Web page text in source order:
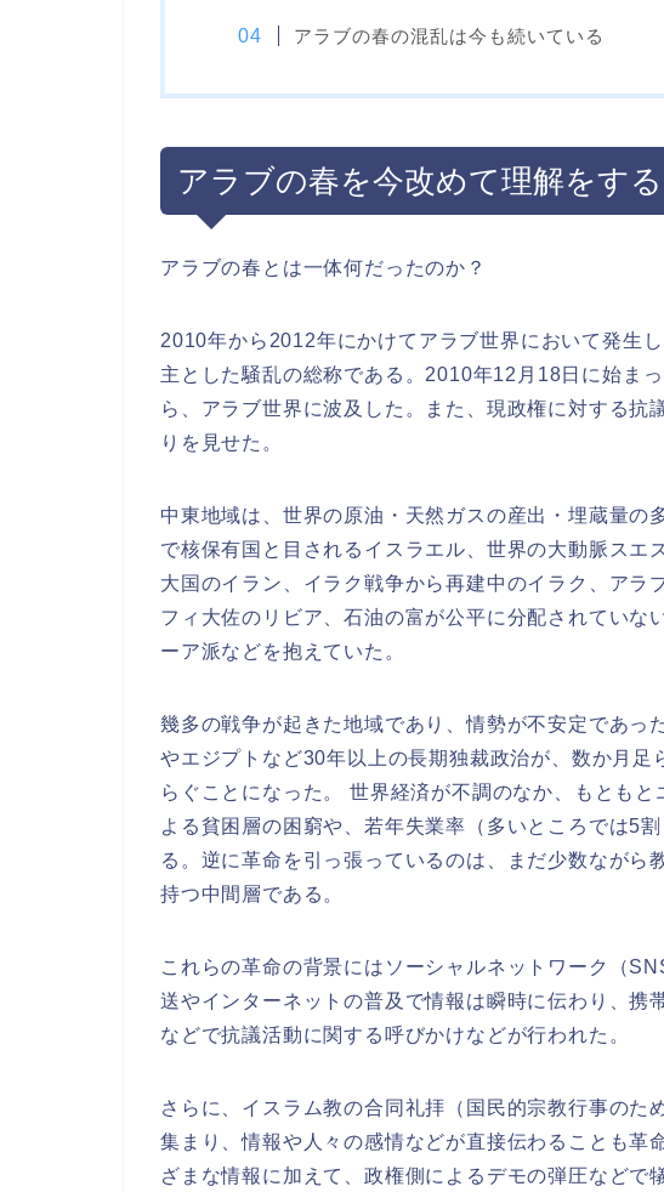
アラブの春の混乱は今も続いている
アラブの春を今改めて理解をする
アラブの春とは一体何だったのか？
2010年から2012年にかけてアラブ世界において発生
主とした騒乱の総称である。2010年12月18日に始ま
ら、アラブ世界に波及した。また、現政権に対する抗
りを見せた。
中東地域は、世界の原油・天然ガスの産出・埋蔵量の
で核保有国と目されるイスラエル、世界の大動脈スエ
大国のイラン、イラク戦争から再建中のイラク、アラ
フィ大佐のリビア、石油の富が公平に分配されていな
ーア派などを抱えていた。
幾多の戦争が起きた地域であり、情勢が不安定であっ
やエジプトなど30年以上の長期独裁政治が、数か月足
らぐことになった。 世界経済が不調のなか、もとも
よる貧困層の困窮や、若年失業率（多いところでは5
る。逆に革命を引っ張っているのは、まだ少数ながら
持つ中間層である。
これらの革命の背景にはソーシャルネットワーク（
送やインターネットの普及で情報は瞬時に伝わり、携
などで抗議活動に関する呼びかけなどが行われた。
さらに、イスラム教の合同礼拝（国民的宗教行事のた
集まり、情報や人々の感情などが直接伝わることも革
ざまな情報に加えて、政権側によるデモの弾圧などで